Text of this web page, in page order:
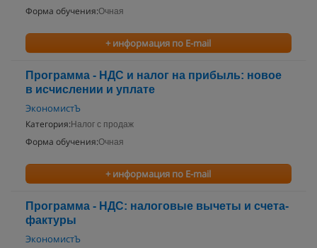
Форма обучения:Очная
+ информация по E-mail
Программа - НДС и налог на прибыль: новое
в исчислении и уплате
ЭкономистЪ
Категория: Налог с продаж
Форма обучения:Очная
+ информация по E-mail
Программа - НДС: налоговые вычеты и счета-
фактуры
ЭкономистЪ